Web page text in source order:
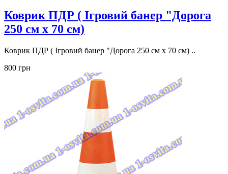
Коврик ПДР ( Ігровий банер "Дорога
250 см х 70 см)
Коврик ПДР ( Ігровий банер "Дорога 250 см х 70 см) ..
800 грн